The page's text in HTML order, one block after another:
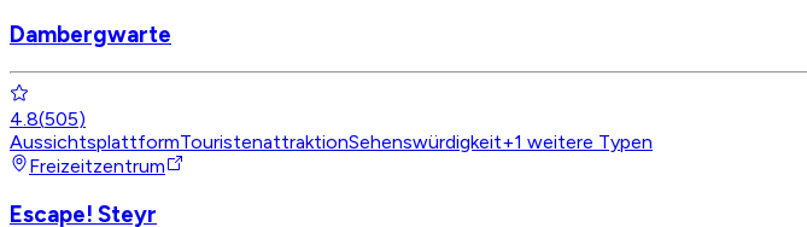
Dambergwarte
4.8(505)
AussichtsplattformTouristenattraktionSehenswürdigkeit+1 weitere Typen
Freizeitzentrum
Escape! Steyr